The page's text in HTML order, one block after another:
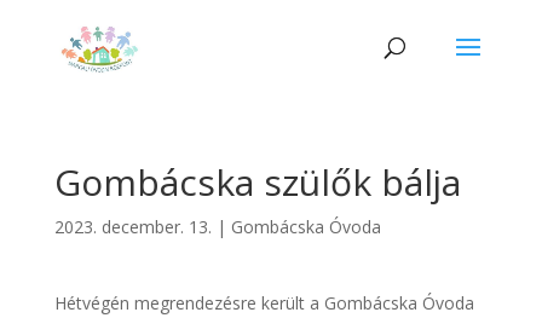
Gombácska szülők bálja
2023. december. 13. | Gombácska Óvoda
Hétvégén megrendezésre került a Gombácska Óvoda